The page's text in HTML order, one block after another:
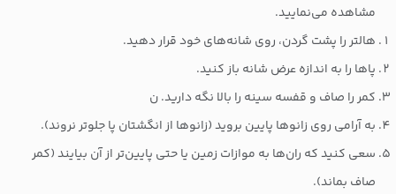
مشاهده می‌نمایید.
هالتر را پشت گردن، روی شانه‌های خود قرار دهید.
پاها را به اندازه عرض شانه باز کنید.
کمر را صاف و قفسه سینه را بالا نگه دارید. ن
به آرامی روی زانوها پایین بروید (زانوها از انگشتان پا جلوتر نروند).
سعی کنید که ران‌ها به موازات زمین یا حتی پایین‌تر از آن بیایند (کمر
صاف بماند).